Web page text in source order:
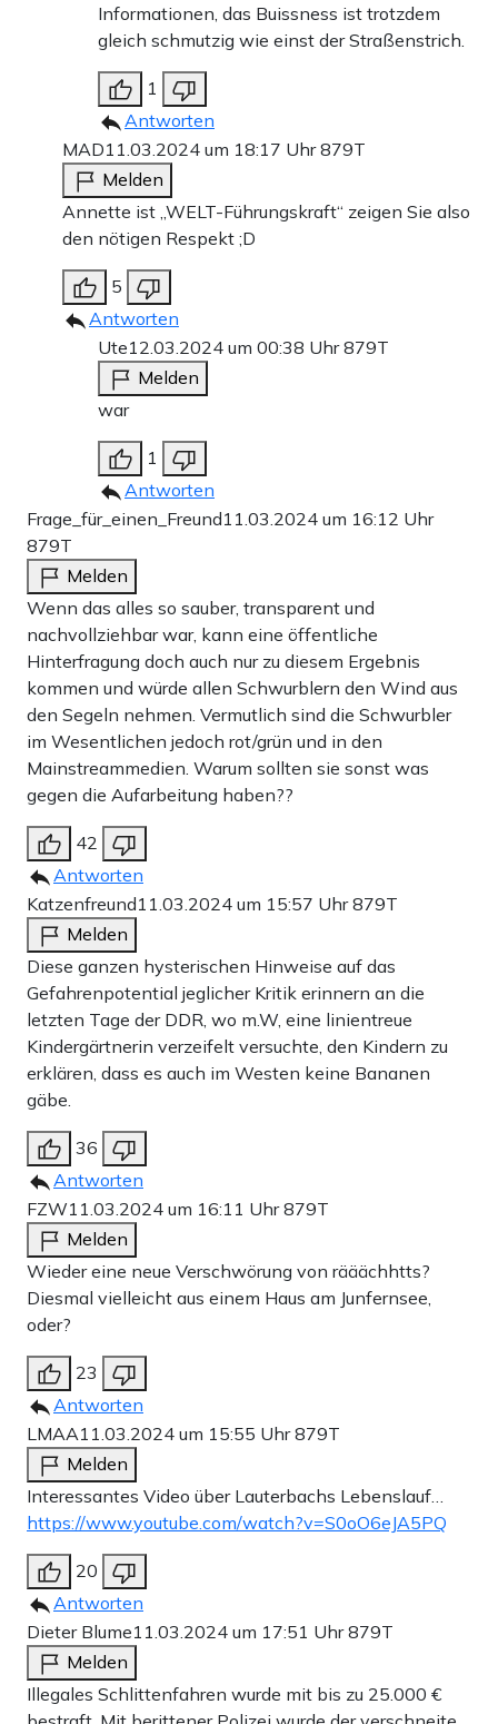
Informationen, das Buissness ist trotzdem
gleich schmutzig wie einst der Straßenstrich.
1
Antworten
MAD11.03.2024 um 18:17 Uhr879T
Melden
Annette ist „WELT-Führungskraft“ zeigen Sie also
den nötigen Respekt ;D
5
Antworten
Ute12.03.2024 um 00:38 Uhr879T
Melden
war
1
Antworten
Frage_für_einen_Freund11.03.2024 um 16:12 Uhr
879T
Melden
Wenn das alles so sauber, transparent und
nachvollziehbar war, kann eine öffentliche
Hinterfragung doch auch nur zu diesem Ergebnis
kommen und würde allen Schwurblern den Wind aus
den Segeln nehmen. Vermutlich sind die Schwurbler
im Wesentlichen jedoch rot/grün und in den
Mainstreammedien. Warum sollten sie sonst was
gegen die Aufarbeitung haben??
42
Antworten
Katzenfreund11.03.2024 um 15:57 Uhr879T
Melden
Diese ganzen hysterischen Hinweise auf das
Gefahrenpotential jeglicher Kritik erinnern an die
letzten Tage der DDR, wo m.W, eine linientreue
Kindergärtnerin verzeifelt versuchte, den Kindern zu
erklären, dass es auch im Westen keine Bananen
gäbe.
36
Antworten
FZW11.03.2024 um 16:11 Uhr879T
Melden
Wieder eine neue Verschwörung von rääächhtts?
Diesmal vielleicht aus einem Haus am Junfernsee,
oder?
23
Antworten
LMAA11.03.2024 um 15:55 Uhr879T
Melden
Interessantes Video über Lauterbachs Lebenslauf…
https://www.youtube.com/watch?v=S0oO6eJA5PQ
20
Antworten
Dieter Blume11.03.2024 um 17:51 Uhr879T
Melden
Illegales Schlittenfahren wurde mit bis zu 25.000 €